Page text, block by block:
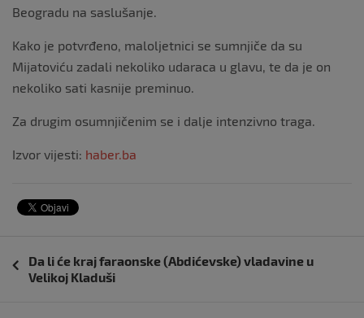
Beogradu na saslušanje.
Kako je potvrđeno, maloljetnici se sumnjiče da su
Mijatoviću zadali nekoliko udaraca u glavu, te da je on
nekoliko sati kasnije preminuo.
Za drugim osumnjičenim se i dalje intenzivno traga.
Izvor vijesti: haber.ba
objava
Da li će kraj faraonske (Abdićevske) vladavine u
Velikoj Kladuši